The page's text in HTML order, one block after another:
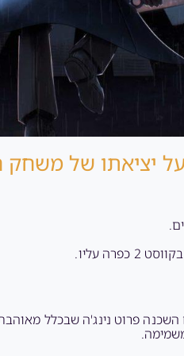
יציאתו של
השכנה פרוט נינג'ה שבכלל